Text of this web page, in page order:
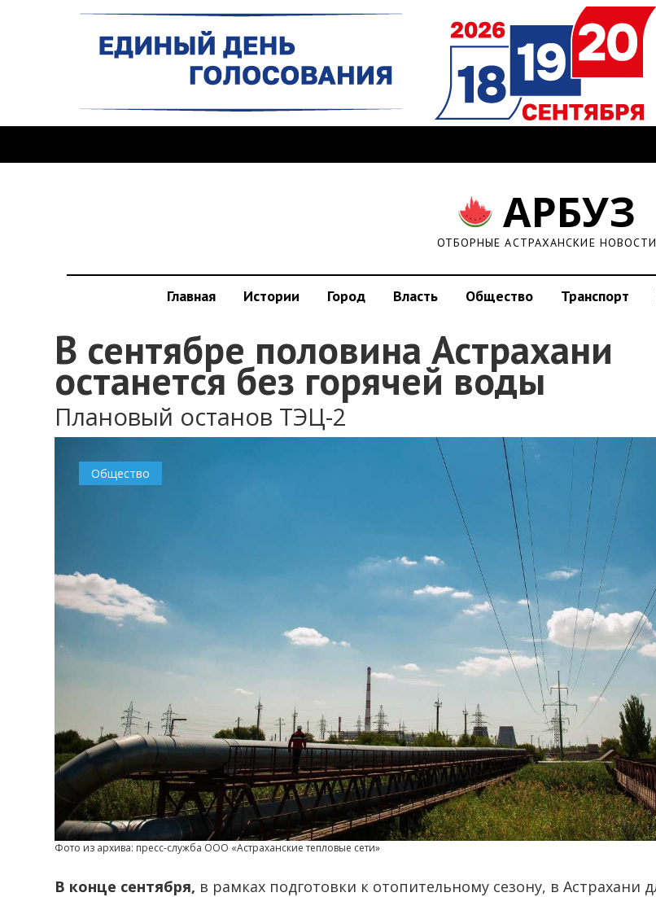
АРБУЗ
ОТБОРНЫЕ АСТРАХАНСКИЕ НОВОСТИ
Главная Истории Город Власть Общество Транспорт
В сентябре половина Астрахани
останется без горячей воды
Плановый останов ТЭЦ-2
0
Общество
Фото из архива: пресс-служба ООО «Астраханские тепловые сети»
В конце сентября, в рамках подготовки к отопительному сезону, в Астрахани